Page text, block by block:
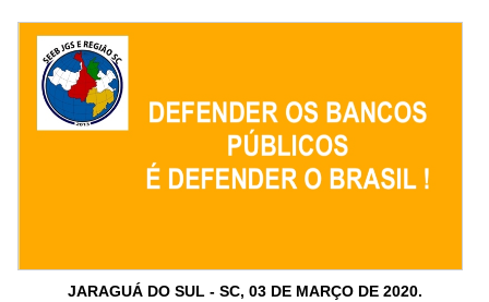
JARAGUÁ DO SUL - SC, 03 DE MARÇO DE 2020.